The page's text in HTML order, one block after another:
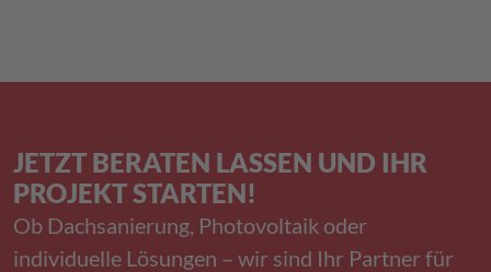
JETZT BERATEN LASSEN UND IHR
PROJEKT STARTEN!
Ob Dachsanierung, Photovoltaik oder
individuelle Lösungen – wir sind Ihr Partner für